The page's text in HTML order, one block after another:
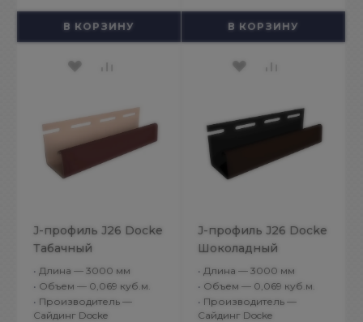
В КОРЗИНУ В КОРЗИНУ
J-профиль J26 Docke
Табачный
• Длина — 3000 мм
• Объем — 0,069 куб.м.
• Производитель —
Сайдинг Docke
J-профиль J26 Docke
Шоколадный
• Длина — 3000 мм
• Объем — 0,069 куб.м.
• Производитель —
Сайдинг Docke